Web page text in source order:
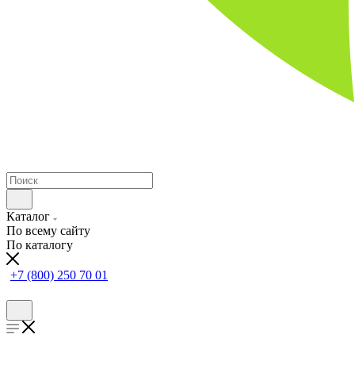
Каталог
По всему сайту
По каталогу
+7 (800) 250 70 01